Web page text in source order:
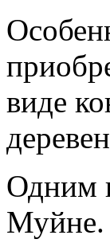
виде
Одним
Муйне.